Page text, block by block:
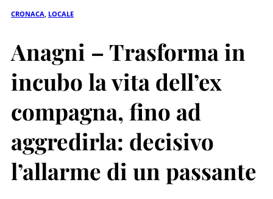
CRONACA LOCALE
Anagni – Trasforma in
incubo la vita dell’ex
compagna, fino ad
aggredirla: decisivo
l’allarme di un passante